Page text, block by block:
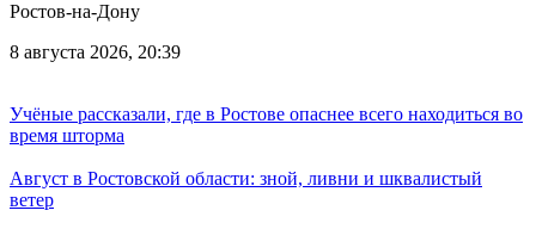
Ростов-на-Дону
8 августа 2026, 20:39
Учёные рассказали, где в Ростове опаснее всего находиться во
время шторма
Август в Ростовской области: зной, ливни и шквалистый
ветер